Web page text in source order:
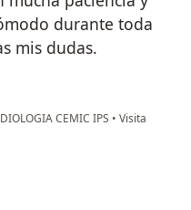
durante toda
mis dudas.
CEMIC IPS • Visita